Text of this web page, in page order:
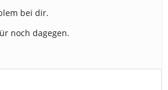
bei dir.
noch dagegen.